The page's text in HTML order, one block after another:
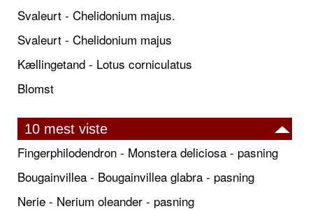
Svaleurt - Chelidonium majus.
Svaleurt - Chelidonium majus
Kællingetand - Lotus corniculatus
Blomst
10 mest viste
Fingerphilodendron - Monstera deliciosa - pasning
Bougainvillea - Bougainvillea glabra - pasning
Nerie - Nerium oleander - pasning